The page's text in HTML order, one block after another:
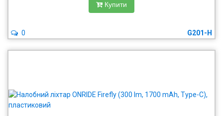
Купити
G201-H
0